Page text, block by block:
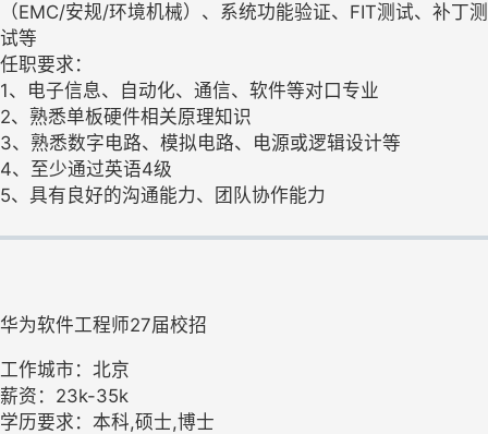
（EMC/安规/环境机械）、系统功能验证、FIT测试、补丁测
试等
任职要求：
1、电子信息、自动化、通信、软件等对口专业
2、熟悉单板硬件相关原理知识
3、熟悉数字电路、模拟电路、电源或逻辑设计等
4、至少通过英语4级
5、具有良好的沟通能力、团队协作能力
华为软件工程师27届校招
工作城市：北京
薪资：23k-35k
学历要求：本科,硕士,博士